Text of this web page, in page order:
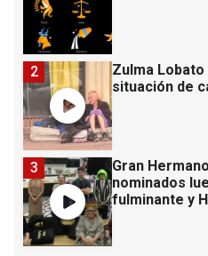
Zulma
situación de
2
Gran
nominados
fulminante y
3